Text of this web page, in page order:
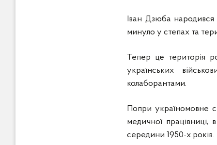
Іван Дзюба народився
минуло у степах та
Тепер це територія
українських
колаборантами.
Попри україномовне
медичної працівниці,
середини 1950-х років.